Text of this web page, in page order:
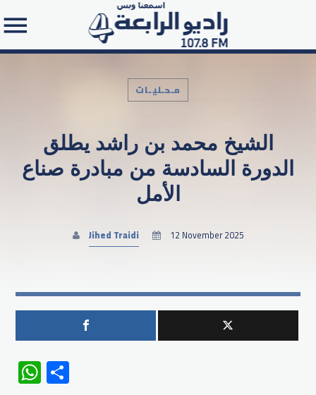
Search in the website:
مـحـليـات
الشيخ محمد بن راشد يطلق
الدورة السادسة من مبادرة صناع
الأمل
Jihed Traidi 12 November 2025
WhatsApp